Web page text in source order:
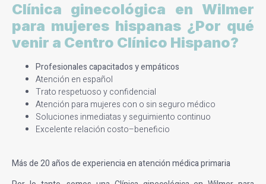
Clínica ginecológica en Wilmer
para mujeres hispanas ¿Por qué
venir a Centro Clínico Hispano?
Profesionales capacitados y empáticos
Atención en español
Trato respetuoso y confidencial
Atención para mujeres con o sin seguro médico
Soluciones inmediatas y seguimiento continuo
Excelente relación costo–beneficio
Más de 20 años de experiencia en atención médica primaria